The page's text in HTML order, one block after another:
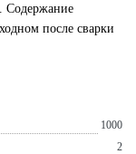
Содержание
после сварки
1000
2